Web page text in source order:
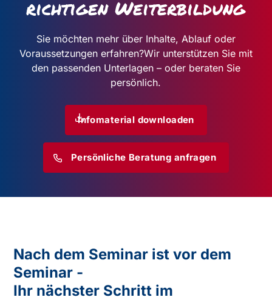
richtigen Weiterbildung
Sie möchten mehr über Inhalte, Ablauf oder
Voraussetzungen erfahren?Wir unterstützen Sie mit
den passenden Unterlagen – oder beraten Sie
persönlich.
Infomaterial downloaden
Persönliche Beratung anfragen
Nach dem Seminar ist vor dem
Seminar -
Ihr nächster Schritt im